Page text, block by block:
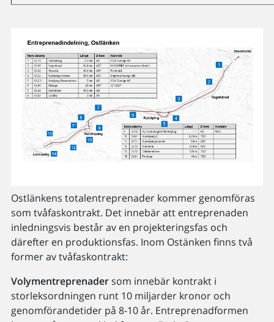
Ostlänkens totalentreprenader kommer genomföras
som tvåfaskontrakt. Det innebär att entreprenaden
inledningsvis består av en projekteringsfas och
därefter en produktionsfas. Inom Ostänken finns två
former av tvåfaskontrakt:
Volymentreprenadersom innebär kontrakt i
storleksordningen runt 10 miljarder kronor och
genomförandetider på 8-10 år. Entreprenadformen